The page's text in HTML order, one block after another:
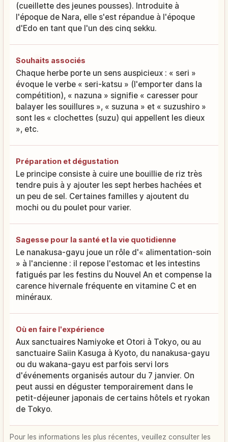
(cueillette des jeunes pousses). Introduite à
l'époque de Nara, elle s'est répandue à l'époque
d'Edo en tant que l'un des cinq sekku.
Souhaits associés
Chaque herbe porte un sens auspicieux : « seri »
évoque le verbe « seri-katsu » (l'emporter dans la
compétition), « nazuna » signifie « caresser pour
balayer les souillures », « suzuna » et « suzushiro »
sont les « clochettes (suzu) qui appellent les dieux
», etc.
Préparation et dégustation
Le principe consiste à cuire une bouillie de riz très
tendre puis à y ajouter les sept herbes hachées et
un peu de sel. Certaines familles y ajoutent du
mochi ou du poulet pour varier.
Sagesse pour la santé et la vie quotidienne
Le nanakusa-gayu joue un rôle d'« alimentation-soin
» à l'ancienne : il repose l'estomac et les intestins
fatigués par les festins du Nouvel An et compense la
carence hivernale fréquente en vitamine C et en
minéraux.
Où en faire l'expérience
Aux sanctuaires Namiyoke et Otori à Tokyo, ou au
sanctuaire Saiin Kasuga à Kyoto, du nanakusa-gayu
ou du wakana-gayu est parfois servi lors
d'événements organisés autour du 7 janvier. On
peut aussi en déguster temporairement dans le
petit-déjeuner japonais de certains hôtels et ryokan
de Tokyo.
Pour les informations les plus récentes, veuillez consulter les